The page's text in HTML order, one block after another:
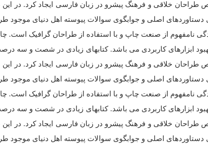
طراحان خلاقی و فرهنگ پیشرو در زبان فارسی ایجاد کرد. در
اصلی و جوابگوی سوالات پیوسته اهل دنیای موجود
نامفهوم از صنعت چاپ و با استفاده از طراحان گرافیک است.
ابزارهای کاربردی می باشد. کتابهای زیادی در شصت و سه
طراحان خلاقی و فرهنگ پیشرو در زبان فارسی ایجاد کرد. در
اصلی و جوابگوی سوالات پیوسته اهل دنیای موجود
نامفهوم از صنعت چاپ و با استفاده از طراحان گرافیک است.
ابزارهای کاربردی می باشد. کتابهای زیادی در شصت و سه
طراحان خلاقی و فرهنگ پیشرو در زبان فارسی ایجاد کرد. در
اصلی و جوابگوی سوالات پیوسته اهل دنیای موجود